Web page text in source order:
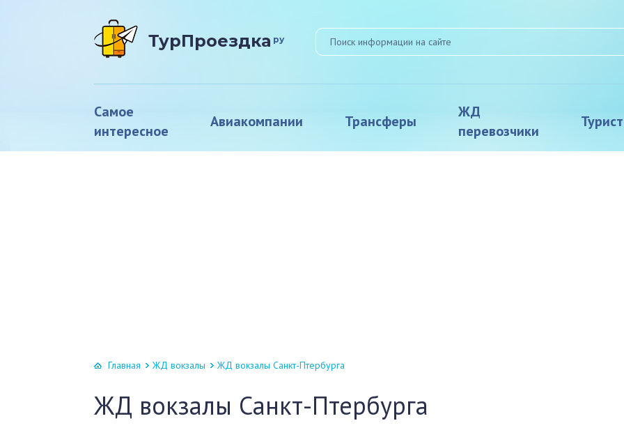
ТурПроездка ру
Самое
интересное
Авиакомпании Трансферы
ЖД
перевозчики
Главная ЖД вокзалы ЖД вокзалы Санкт-Птербурга
ЖД вокзалы Санкт-Птербурга